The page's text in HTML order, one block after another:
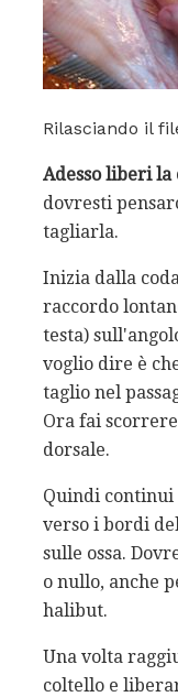
Rilasciando il
Adesso liberi la
dovresti
tagliarla.
Inizia dalla
raccordo
testa)
voglio dire è
taglio nel
Ora fai
dorsale.
Quindi continui
verso i bordi
sulle ossa.
o nullo, anche
halibut.
Una volta
coltello e